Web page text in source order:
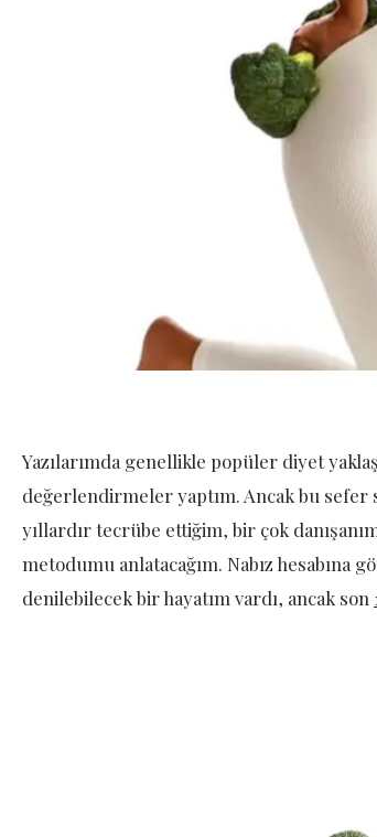
Yazılarımda genellikle popüler diyet
değerlendirmeler yaptım. Ancak bu
yıllardır tecrübe ettiğim, bir çok
metodumu anlatacağım. Nabız
denilebilecek bir hayatım vardı, ancak son